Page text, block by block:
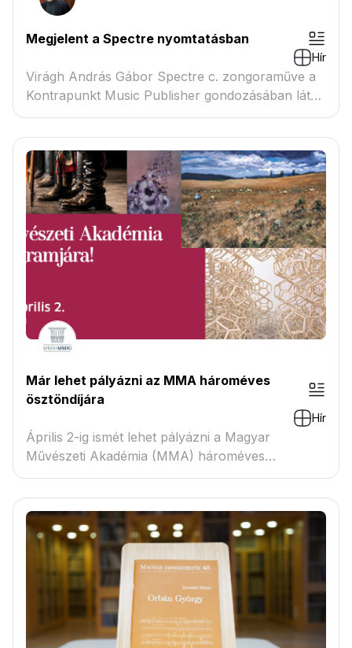
Megjelent a Spectre nyomtatásban
Hír
Virágh András Gábor Spectre c. zongoraműve a
Kontrapunkt Music Publisher gondozásában látott
napvilá...
Már lehet pályázni az MMA hároméves
ösztöndíjára
Hír
Április 2-ig ismét lehet pályázni a Magyar
Művészeti Akadémia (MMA) hároméves
ösztöndíj¬programjára,...